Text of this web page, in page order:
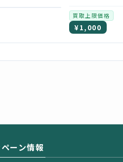
買取上限価格
¥1,000
ーン情報